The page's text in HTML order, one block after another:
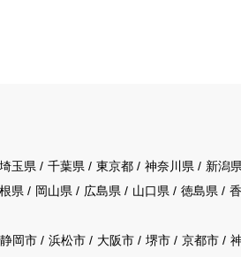
埼玉県 千葉県 東京都 神奈川県 新潟県
県 岡山県 広島県 山口県 徳島県
静岡市 浜松市 大阪市 堺市 京都市